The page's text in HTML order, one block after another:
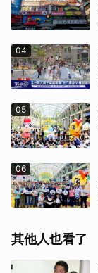
04
05
06
其他人也看了